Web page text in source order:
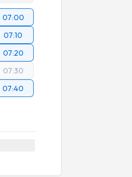
07:00
07:10
07:20
07:30
07:40